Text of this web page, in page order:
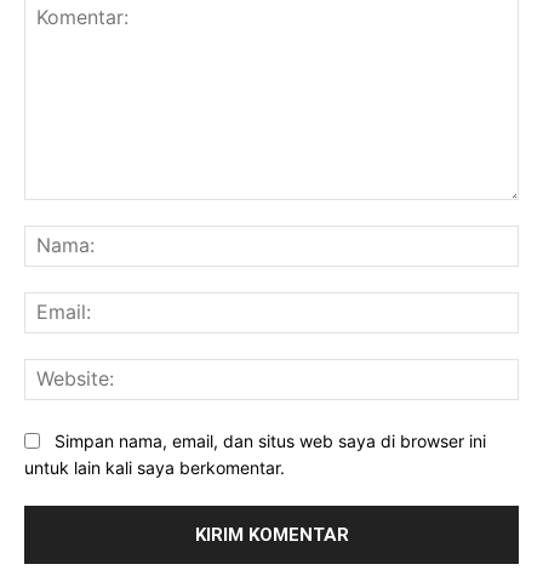
Simpan nama, email, dan situs web saya di browser ini
untuk lain kali saya berkomentar.